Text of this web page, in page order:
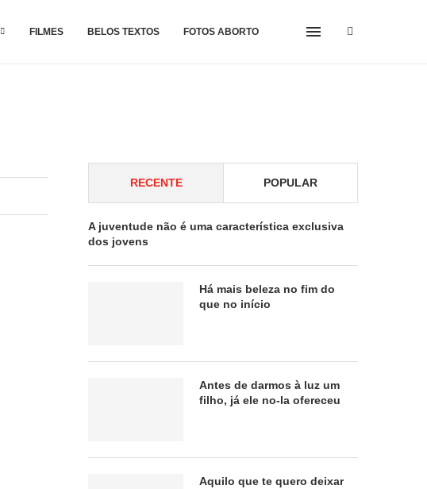
FILMES BELOS TEXTOS FOTOS ABORTO
RECENTE POPULAR
A juventude não é uma característica exclusiva
dos jovens
Há mais beleza no fim do
que no início
Antes de darmos à luz um
filho, já ele no-la ofereceu
Aquilo que te quero deixar